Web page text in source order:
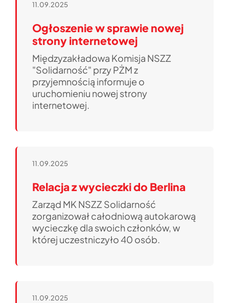
11.09.2025
Ogłoszenie w sprawie nowej
strony internetowej
Międzyzakładowa Komisja NSZZ
"Solidarność" przy PŻM z
przyjemnością informuje o
uruchomieniu nowej strony
internetowej.
11.09.2025
Relacja z wycieczki do Berlina
Zarząd MK NSZZ Solidarność
zorganizował całodniową autokarową
wycieczkę dla swoich członków, w
której uczestniczyło 40 osób.
11.09.2025